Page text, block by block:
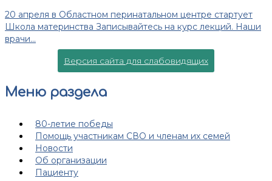
20 апреля в Областном перинатальном центре стартует
Школа материнства Записывайтесь на курс лекций. Наши
врачи...
Версия сайта для слабовидящих
Меню раздела
80-летие победы
Помощь участникам СВО и членам их семей
Новости
Об организации
Пациенту